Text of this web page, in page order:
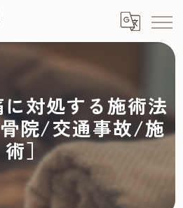
対処する施術法
骨院/交通事故/施
術］